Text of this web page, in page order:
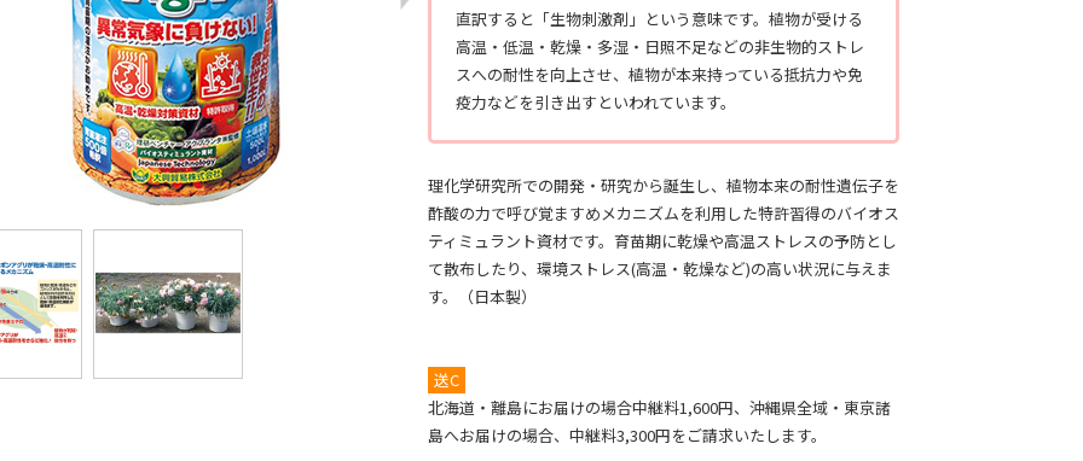
直訳すると「生物刺激剤」という意味です。植物が受ける
高温・低温・乾燥・多湿・日照不足などの非生物的ストレ
スへの耐性を向上させ、植物が本来持っている抵抗力や免
疫力などを引き出すといわれています。
理化学研究所での開発・研究から誕生し、植物本来の耐性遺伝子を
酢酸の力で呼び覚ますめメカニズムを利用した特許習得のバイオス
ティミュラント資材です。育苗期に乾燥や高温ストレスの予防とし
て散布したり、環境ストレス(高温・乾燥など)の高い状況に与えま
す。（日本製）
送C
北海道・離島にお届けの場合中継料1,600円、沖縄県全域・東京諸
島へお届けの場合、中継料3,300円をご請求いたします。